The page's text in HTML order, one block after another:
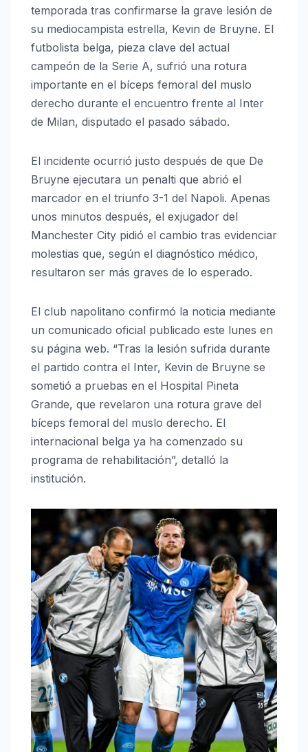
temporada tras confirmarse la grave lesión de
su mediocampista estrella, Kevin de Bruyne. El
futbolista belga, pieza clave del actual
campeón de la Serie A, sufrió una rotura
importante en el bíceps femoral del muslo
derecho durante el encuentro frente al Inter
de Milan, disputado el pasado sábado.
El incidente ocurrió justo después de que De
Bruyne ejecutara un penalti que abrió el
marcador en el triunfo 3-1 del Napoli. Apenas
unos minutos después, el exjugador del
Manchester City pidió el cambio tras evidenciar
molestias que, según el diagnóstico médico,
resultaron ser más graves de lo esperado.
El club napolitano confirmó la noticia mediante
un comunicado oficial publicado este lunes en
su página web. “Tras la lesión sufrida durante
el partido contra el Inter, Kevin de Bruyne se
sometió a pruebas en el Hospital Pineta
Grande, que revelaron una rotura grave del
bíceps femoral del muslo derecho. El
internacional belga ya ha comenzado su
programa de rehabilitación”, detalló la
institución.